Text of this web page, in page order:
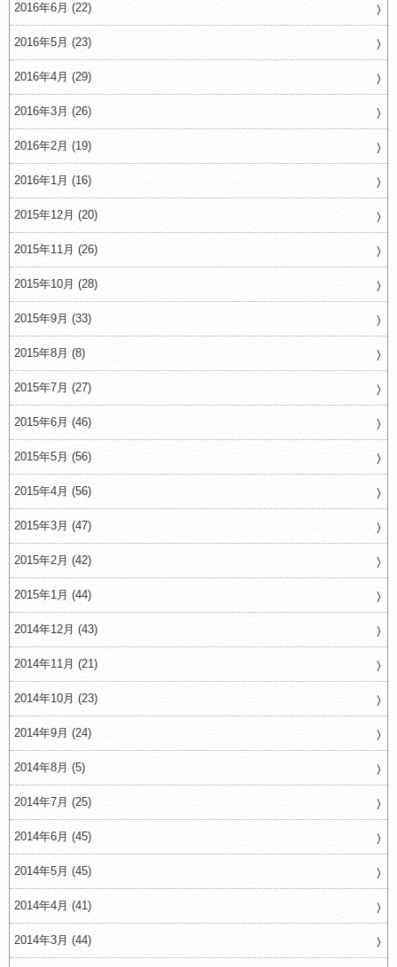
2016年6月 (22)
2016年5月 (23)
2016年4月 (29)
2016年3月 (26)
2016年2月 (19)
2016年1月 (16)
2015年12月 (20)
2015年11月 (26)
2015年10月 (28)
2015年9月 (33)
2015年8月 (8)
2015年7月 (27)
2015年6月 (46)
2015年5月 (56)
2015年4月 (56)
2015年3月 (47)
2015年2月 (42)
2015年1月 (44)
2014年12月 (43)
2014年11月 (21)
2014年10月 (23)
2014年9月 (24)
2014年8月 (5)
2014年7月 (25)
2014年6月 (45)
2014年5月 (45)
2014年4月 (41)
2014年3月 (44)